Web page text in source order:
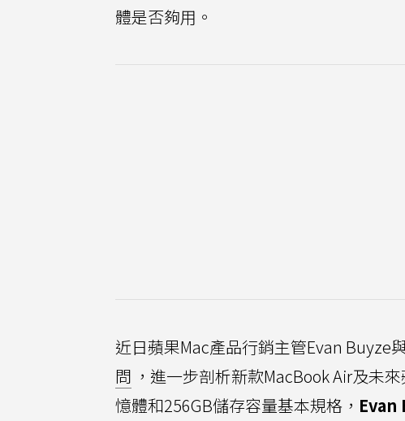
體是否夠用。
近日蘋果Mac產品行銷主管Evan Buyze
問 ，進一步剖析新款MacBook Air及未
憶體和256GB儲存容量基本規格， Evan